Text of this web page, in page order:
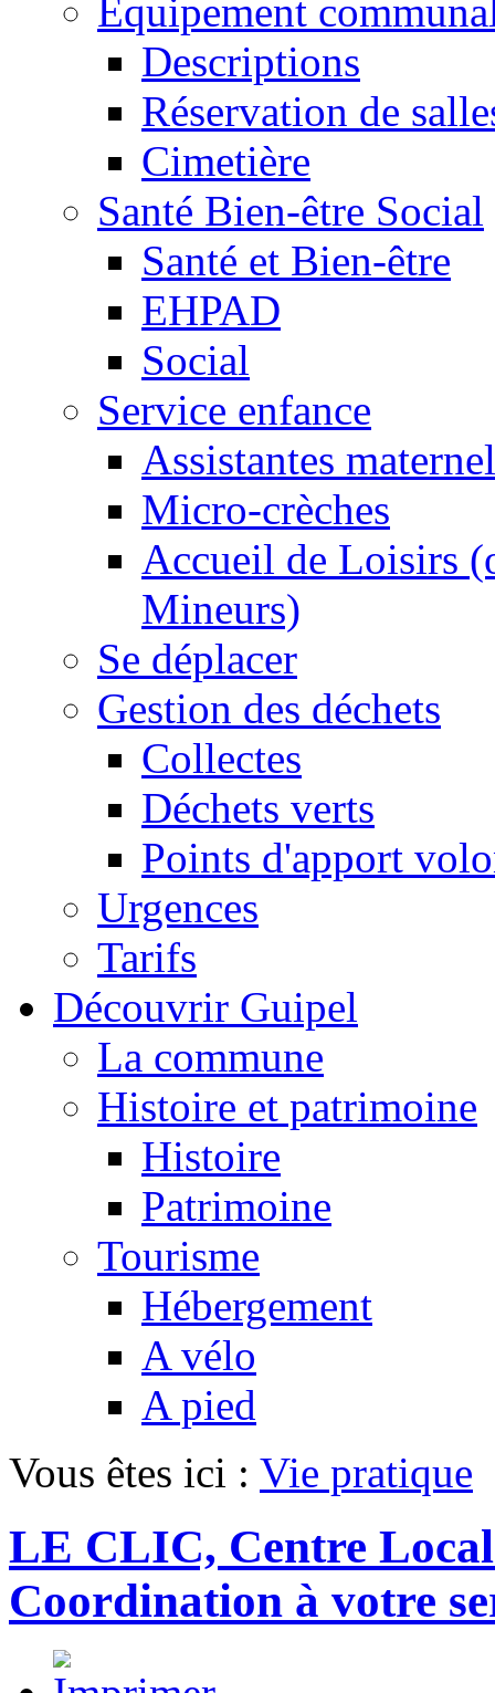
Equipement
Descriptions
Réservation de
Cimetière
Santé Bien-être Social
Santé et Bien-être
EHPAD
Social
Service enfance
Assistantes
Micro-crèches
Accueil de Loisirs
Mineurs)
Se déplacer
Gestion des déchets
Collectes
Déchets verts
Points d'apport
Urgences
Tarifs
Découvrir Guipel
La commune
Histoire et patrimoine
Histoire
Patrimoine
Tourisme
Hébergement
A vélo
A pied
Vous êtes ici : Vie pratique
LE CLIC, Centre
Coordination à votre